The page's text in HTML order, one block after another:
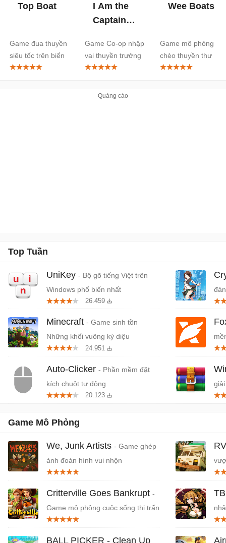
Top Boat
Game đua thuyền
siêu tốc trên biển
I Am the
Captain
Game Co-op nhập
vai thuyền trưởng
vui nhộn
Wee Boats
Game mô phỏng
chèo thuyền thư
giãn
Top Tuần
UniKey - Bộ gõ tiếng Việt trên
Windows phổ biến nhất
26.459
Minecraft - Game sinh tồn
Những khối vuông kỳ diệu
24.951
Auto-Clicker - Phần mềm đặt
kích chuột tự động
20.123
Game Mô Phỏng
We, Junk Artists - Game ghép
ảnh đoán hình vui nhộn
Critterville Goes Bankrupt -
Game mô phỏng cuộc sống thị trấn
BALL PICKER - Clean Up